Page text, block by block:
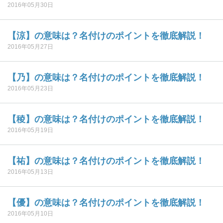
2016年05月30日
【涼】の意味は？名付けのポイントを徹底解説！
2016年05月27日
【乃】の意味は？名付けのポイントを徹底解説！
2016年05月23日
【稜】の意味は？名付けのポイントを徹底解説！
2016年05月19日
【祐】の意味は？名付けのポイントを徹底解説！
2016年05月13日
【優】の意味は？名付けのポイントを徹底解説！
2016年05月10日